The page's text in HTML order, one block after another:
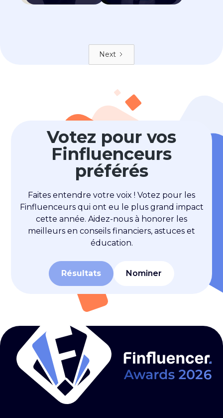
Next
Votez pour vos
Finfluenceurs
préférés
Faites entendre votre voix ! Votez pour les
Finfluenceurs qui ont eu le plus grand impact
cette année. Aidez-nous à honorer les
meilleurs en conseils financiers, astuces et
éducation.
Résultats Nominer